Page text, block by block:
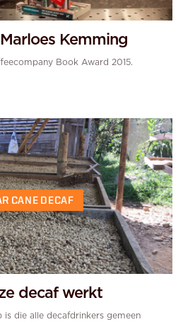
Kemming
Book Award 2015.
CANE DECAF
decaf werkt
is die alle decafdrinkers gemeen